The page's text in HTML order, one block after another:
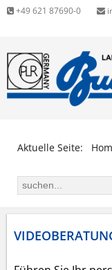
+49 621 87690-0
Aktuelle Seite: